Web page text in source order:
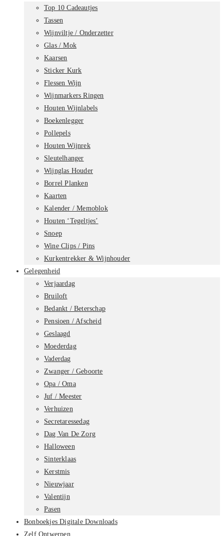
Top 10 Cadeautjes
Tassen
Wijnviltje / Onderzetter
Glas / Mok
Kaarsen
Sticker Kurk
Flessen Wijn
Wijnmarkers Ringen
Houten Wijnlabels
Boekenlegger
Pollepels
Houten Wijnrek
Sleutelhanger
Wijnglas Houder
Borrel Planken
Kaarten
Kalender / Memoblok
Houten ‘Tegeltjes’
Snoep
Wine Clips / Pins
Kurkentrekker & Wijnhouder
Gelegenheid
Verjaardag
Bruiloft
Bedankt / Beterschap
Pensioen / Afscheid
Geslaagd
Moederdag
Vaderdag
Zwanger / Geboorte
Opa / Oma
Juf / Meester
Verhuizen
Secretaressedag
Dag Van De Zorg
Halloween
Sinterklaas
Kerstmis
Nieuwjaar
Valentijn
Pasen
Bonboekjes Digitale Downloads
Zelf Ontwerpen